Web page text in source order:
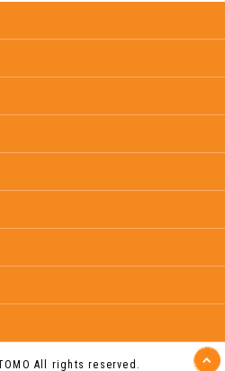
All rights reserved.